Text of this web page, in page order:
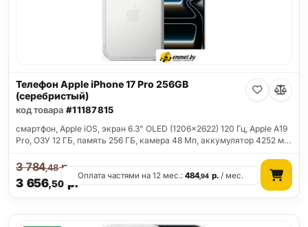
Телефон Apple iPhone 17 Pro 256GB
(серебристый)
код товара #11187815
смартфон, Apple iOS, экран 6.3" OLED (1206x2622) 120 Гц, Apple A19
Pro, ОЗУ 12 ГБ, память 256 ГБ, камера 48 Мп, аккумулятор 4252 м…
3 656,50 р.
3 784,48р.
Оплата частями на 12 мес.:484,94 р./ мес.